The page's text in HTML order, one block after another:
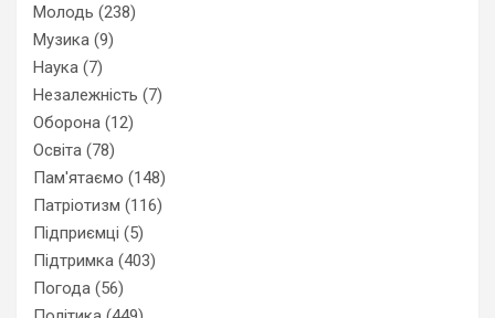
Молодь (238)
Музика (9)
Наука (7)
Незалежність (7)
Оборона (12)
Освіта (78)
Пам'ятаємо (148)
Патріотизм (116)
Підприємці (5)
Підтримка (403)
Погода (56)